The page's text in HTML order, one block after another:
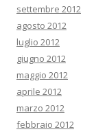
settembre 2012
agosto 2012
luglio 2012
giugno 2012
maggio 2012
aprile 2012
marzo 2012
febbraio 2012